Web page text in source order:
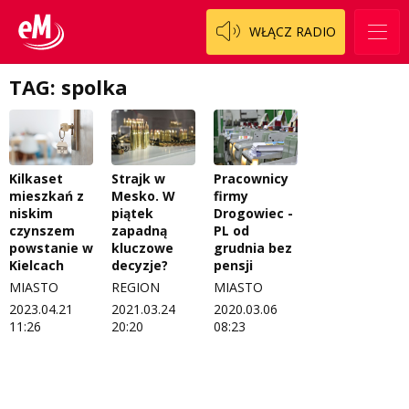
WŁĄCZ RADIO
Włoszczowski
Cały ten sport
Dzieciaki Cudaki
Fascynująca nauka
Historia na fali
Modna kultura
OdNowa
Pacjent, którego nie zapomnę
Pasjonaci
Piąta strona świata
Koncert życzeń
Kontakt
O nas
Regulamin programu Patron
Zespół
Logo do pobrania
Regulamin konkursów
Regulamin przesyłania materiałów
TAG: spolka
Kilkaset
mieszkań z
niskim
czynszem
powstanie w
Kielcach
MIASTO
2023.04.21
11:26
Strajk w
Mesko. W
piątek
zapadną
kluczowe
decyzje?
REGION
2021.03.24
20:20
Pracownicy
firmy
Drogowiec -
PL od
grudnia bez
pensji
MIASTO
2020.03.06
08:23